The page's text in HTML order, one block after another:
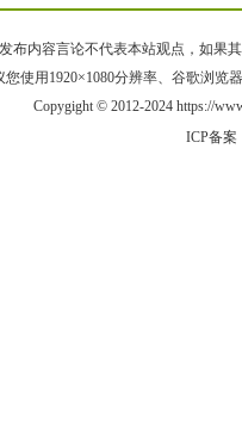
布内容言论不代表本站观点，如果
您使用1920×1080分辨率、谷歌浏览
Copygight © 2012-2024 https://
ICP备案